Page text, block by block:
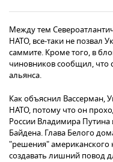
Между тем
НАТО, все-таки не позвал
саммите. Кроме того, в
чиновников сообщил, что
альянса.
Как объяснил Вассерман,
НАТО, потому что он
России Владимира
Байдена. Глава Белого
"решения" американского
создавать лишний повод